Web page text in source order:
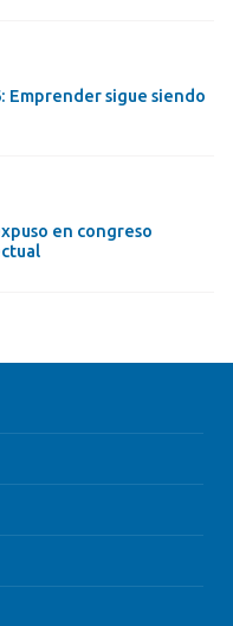
Emprender sigue siendo
en congreso